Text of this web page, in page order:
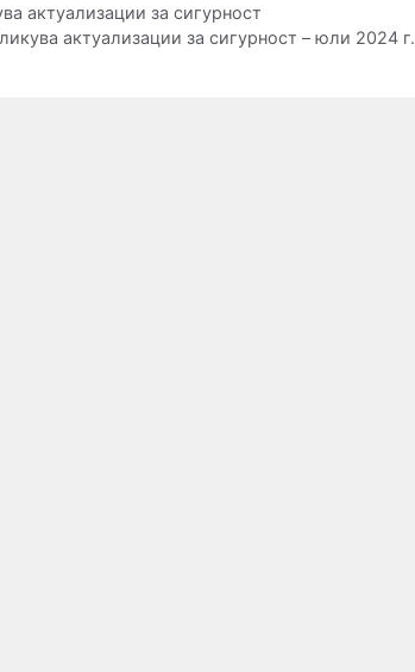
актуализации за сигурност
актуализации за сигурност – юли 2024 г.